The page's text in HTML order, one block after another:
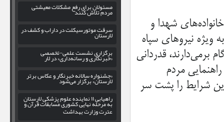
شهدا و
ویژه نیروهای سپاه
برمی‌دارند، قدردانی
مردم
شرایط را پشت سر
مسئولان برای رفع مشکلات معیشتی
مردم تلاش کنند
سرقت موتورسیکلت در داراب و کشف در
لارستان
برگزاری نشست علمی-تخصصی
«خبرنگاری و رسانه‌داری» در لار
«جشنواره سالانه خبرنگار و عکاس برتر
لارستان» برگزار می‌شود
راهیابی ۱۱ نماینده علوم پزشکی لارستان
به مرحله نهایی کشوری مسابقات قرآن و
عترت وزارت بهداشت